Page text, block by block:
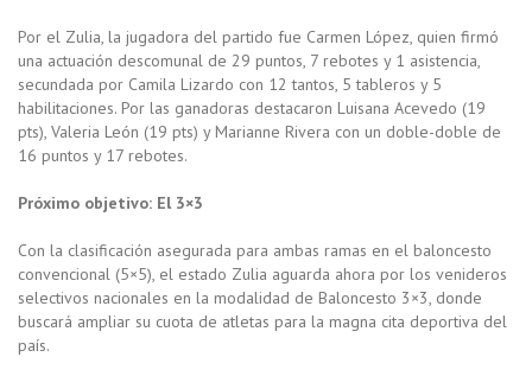
Por el Zulia, la jugadora del partido fue Carmen López, quien firmó
una actuación descomunal de 29 puntos, 7 rebotes y 1 asistencia,
secundada por Camila Lizardo con 12 tantos, 5 tableros y 5
habilitaciones. Por las ganadoras destacaron Luisana Acevedo (19
pts), Valeria León (19 pts) y Marianne Rivera con un doble-doble de
16 puntos y 17 rebotes.
Próximo objetivo: El 3×3
Con la clasificación asegurada para ambas ramas en el baloncesto
convencional (5×5), el estado Zulia aguarda ahora por los venideros
selectivos nacionales en la modalidad de Baloncesto 3×3, donde
buscará ampliar su cuota de atletas para la magna cita deportiva del
país.